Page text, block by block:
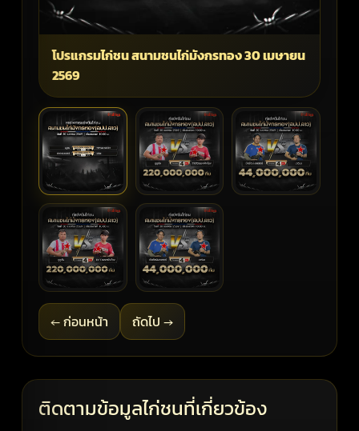
โปรแกรมไก่ชน สนามชนไก่มังกรทอง 30 เมษายน
2569
← ก่อนหน้า ถัดไป →
ติดตามข้อมูลไก่ชนที่เกี่ยวข้อง